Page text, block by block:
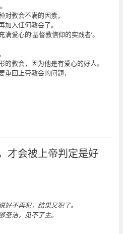
教会不满的因素，
入任何教会了。
爱心的‘基督教信仰的实践者’。
教会，因为他是有爱心的好人。
回上帝教会的问题，
才会被上帝判定是好
不再犯，结果又犯了。
圣洁，见不了主。